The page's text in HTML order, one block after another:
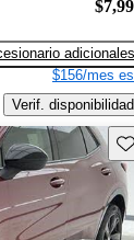
adicionales
$156/mes
Verif. disponibilidad